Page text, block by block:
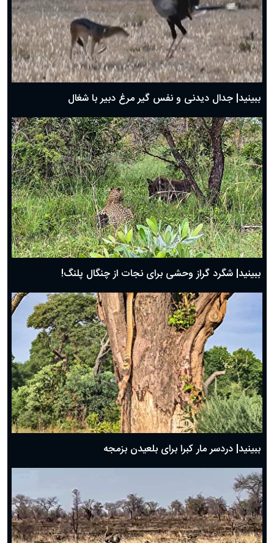
دعای روز سوم ماه مبارک رمضان؛ ۱۴ اسفند ۱۴۰۴
دعای روز دوم ماه مبارک رمضان ۱ اسفند ماه ۱۴۰۴
دعای روز اول ماه مبارک رمضان، ۳۰ بهمن ۱۴۰۴
حضرت زینب(س) چگونه از دنیا رفت؟
بهترین پیامک تبریک روز پدر ۱۴۰۴؛ جملات زیبا و صمیمانه
ببینید| جدال دیدنی و نفس گیر مرغ دبیر با شغال
ببینید| شگرد گراز وحشی برای نجات از چنگال پلنگ!
ببینید| دردسر مار کبرا برای بلعیدن بزمجه